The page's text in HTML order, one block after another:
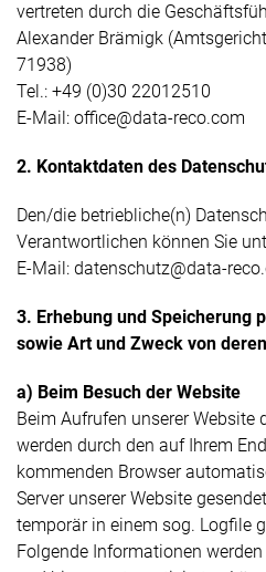
vertreten durch die
Alexander Brämigk
71938)
Tel.: +49 (0)30 22012510
E-Mail: office@data-reco.com
2. Kontaktdaten des
Den/die betriebliche(n)
Verantwortlichen können Sie
E-Mail: datenschutz@data-
3. Erhebung und Speicherung
sowie Art und Zweck von
a) Beim Besuch der Website
Beim Aufrufen unserer Website
werden durch den auf Ihrem
kommenden Browser
Server unserer Website
temporär in einem sog. Logfile
Folgende Informationen